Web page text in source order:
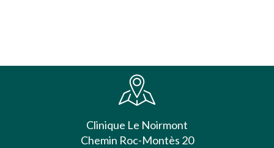
Clinique Le Noirmont
Chemin Roc-Montès 20